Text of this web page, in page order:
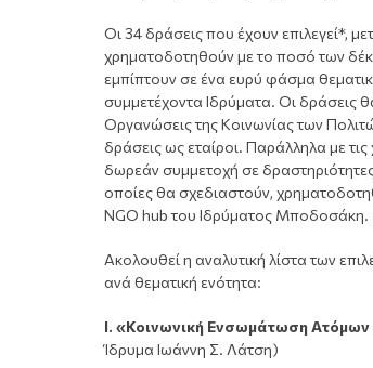
Οι 34 δράσεις που έχουν επιλεγεί*,
χρηματοδοτηθούν με το ποσό των
εμπίπτουν σε ένα ευρύ φάσμα
συμμετέχοντα Ιδρύματα. Οι δράσεις
Οργανώσεις της Κοινωνίας των
δράσεις ως εταίροι. Παράλληλα με
δωρεάν συμμετοχή σε
οποίες θα σχεδιαστούν,
NGO hub του Ιδρύματος Μποδοσάκη.
Ακολουθεί η αναλυτική λίστα των
ανά θεματική ενότητα:
Ι. «Κοινωνική Ενσωμάτωση Ατόμων
Ίδρυμα Ιωάννη Σ. Λάτση)